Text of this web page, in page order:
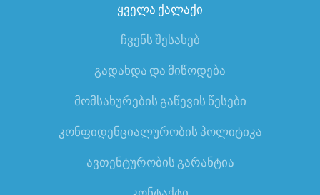
ყველა ქალაქი
ჩვენს შესახებ
გადახდა და მიწოდება
მომსახურების გაწევის წესები
კონფიდენციალურობის პოლიტიკა
ავთენტურობის გარანტია